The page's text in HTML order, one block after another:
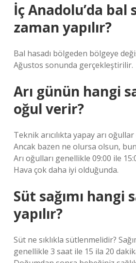
İç Anadolu’da bal
zaman yapılır?
Bal hasadı bölgeden bölgeye
Ağustos sonunda gerçekleştirilir.
Arı günün hangi
oğul verir?
Teknik arıcılıkta yapay arı oğullar
Ancak bazen ne olursa olsun,
Arı oğulları genellikle 09:00 ile
Hava çok daha iyi olduğunda.
Süt sağımı hangi
yapılır?
Süt ne sıklıkla sütlenmelidir?
genellikle 3 saat ile 15 ila 20